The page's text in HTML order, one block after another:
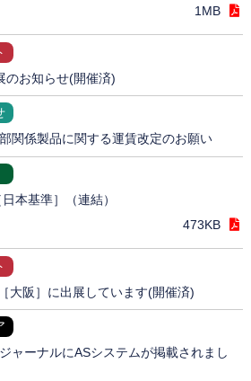
1MB
のお知らせ(開催済)
関係製品に関する運賃改定のお願い
本基準］（連結）
473KB
大阪］に出展しています(開催済)
ャーナルにASシステムが掲載されまし